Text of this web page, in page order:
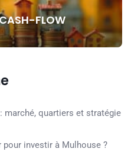
FLOW
marché, quartiers et stratégie
investir à Mulhouse ?